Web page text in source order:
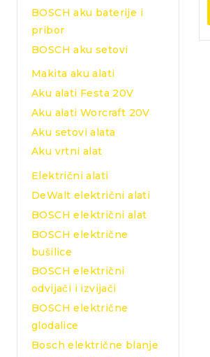
BOSCH aku baterije i
pribor
BOSCH aku setovi
Makita aku alati
Aku alati Festa 20V
Aku alati Worcraft 20V
Aku setovi alata
Aku vrtni alat
Električni alati
DeWalt električni alati
BOSCH električni alat
BOSCH električne
bušilice
BOSCH električni
odvijači i izvijači
BOSCH električne
glodalice
Bosch električne blanje